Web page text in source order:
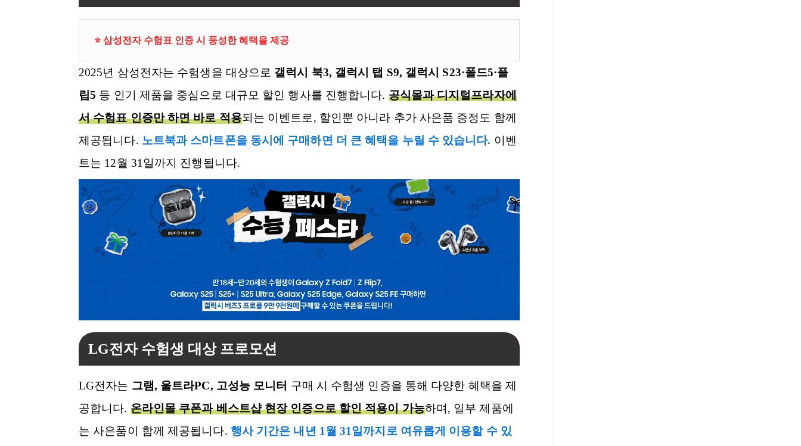
⭐ 삼성전자 수험표 인증 시 풍성한 혜택을 제공
2025년 삼성전자는 수험생을 대상으로 갤럭시 북3, 갤럭시 탭 S9, 갤럭시 S23·폴드5·플
립5 등 인기 제품을 중심으로 대규모 할인 행사를 진행합니다. 공식몰과 디지털프라자에
서 수험표 인증만 하면 바로 적용되는 이벤트로, 할인뿐 아니라 추가 사은품 증정도 함께
제공됩니다. 노트북과 스마트폰을 동시에 구매하면 더 큰 혜택을 누릴 수 있습니다. 이벤
트는 12월 31일까지 진행됩니다.
LG전자 수험생 대상 프로모션
LG전자는 그램, 울트라PC, 고성능 모니터 구매 시 수험생 인증을 통해 다양한 혜택을 제
공합니다. 온라인몰 쿠폰과 베스트샵 현장 인증으로 할인 적용이 가능하며, 일부 제품에
는 사은품이 함께 제공됩니다. 행사 기간은 내년 1월 31일까지로 여유롭게 이용할 수 있